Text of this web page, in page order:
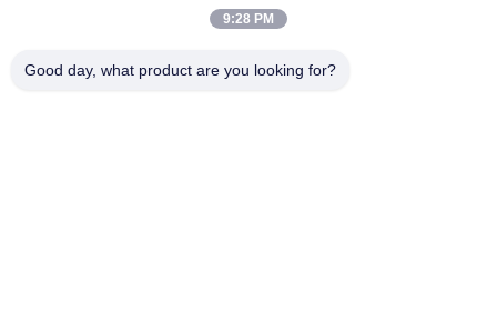
Tham Quan Nhà Máy
9:28 PM
Good day, what product are you looking for?